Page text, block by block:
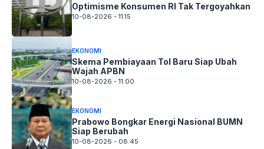
Optimisme Konsumen RI Tak Tergoyahkan
10-08-2026 - 11.15
EKONOMI
Skema Pembiayaan Tol Baru Siap Ubah
Wajah APBN
10-08-2026 - 11.00
EKONOMI
Prabowo Bongkar Energi Nasional BUMN
Siap Berubah
10-08-2026 - 08.45